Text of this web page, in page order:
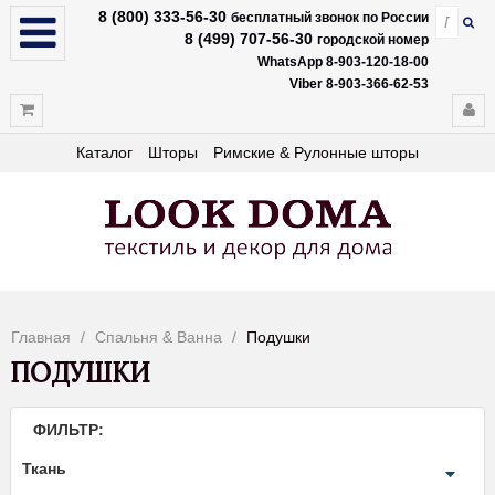
8 (800) 333-56-30 бесплатный звонок по России
8 (499) 707-56-30 городской номер
WhatsApp 8-903-120-18-00
Viber 8-903-366-62-53
Каталог Шторы Римские & Рулонные шторы
Главная Спальня & Ванна Подушки
ПОДУШКИ
ФИЛЬТР:
Ткань